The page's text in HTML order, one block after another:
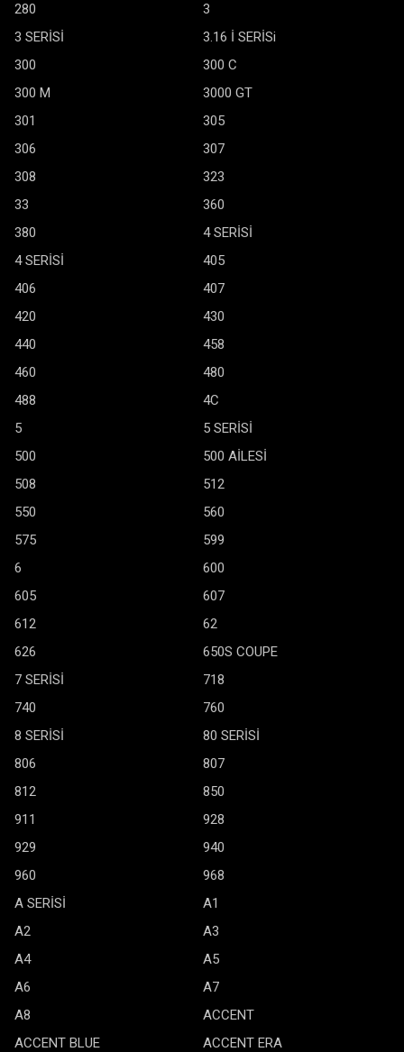
280
3
3 SERİSİ
3.16 İ SERİSi
300
300 C
300 M
3000 GT
301
305
306
307
308
323
33
360
380
4 SERİSİ
4 SERİSİ
405
406
407
420
430
440
458
460
480
488
4C
5
5 SERİSİ
500
500 AİLESİ
508
512
550
560
575
599
6
600
605
607
612
62
626
650S COUPE
7 SERİSİ
718
740
760
8 SERİSİ
80 SERİSİ
806
807
812
850
911
928
929
940
960
968
A SERİSİ
A1
A2
A3
A4
A5
A6
A7
A8
ACCENT
ACCENT BLUE
ACCENT ERA